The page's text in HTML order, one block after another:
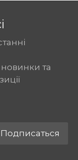
та
Подписаться